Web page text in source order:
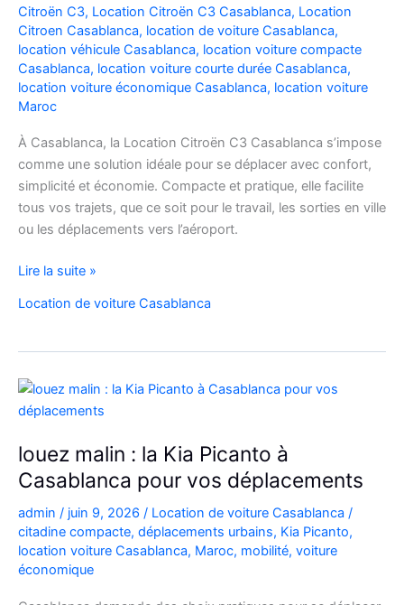
Citroën C3, Location Citroën C3 Casablanca, Location
Citroen Casablanca, location de voiture Casablanca,
location véhicule Casablanca, location voiture compacte
Casablanca, location voiture courte durée Casablanca,
location voiture économique Casablanca, location voiture
Maroc
À Casablanca, la Location Citroën C3 Casablanca s’impose
comme une solution idéale pour se déplacer avec confort,
simplicité et économie. Compacte et pratique, elle facilite
tous vos trajets, que ce soit pour le travail, les sorties en ville
ou les déplacements vers l’aéroport.
Location
voiture
C3
à
Casablanca
Lire la suite »
Location de voiture Casablanca
louez malin : la Kia Picanto à
Casablanca pour vos déplacements
admin / juin 9, 2026 / Location de voiture Casablanca /
citadine compacte, déplacements urbains, Kia Picanto,
location voiture Casablanca, Maroc, mobilité, voiture
économique